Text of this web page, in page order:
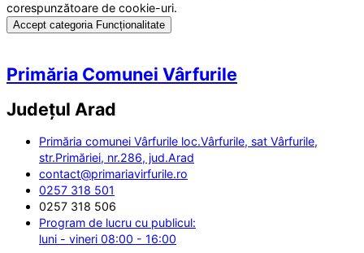
corespunzătoare de cookie-uri.
Accept categoria Funcționalitate
Primăria Comunei Vârfurile
Județul Arad
Primăria comunei Vârfurile loc.Vârfurile, sat Vârfurile,
str.Primăriei, nr.286, jud.Arad
contact@primariavirfurile.ro
0257 318 501
0257 318 506
Program de lucru cu publicul:
luni - vineri 08:00 - 16:00